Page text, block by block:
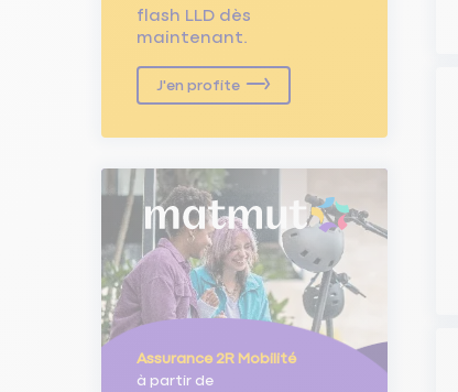
flash LLD dès
maintenant.
J'en profite
Assurance 2R Mobilité
à partir de